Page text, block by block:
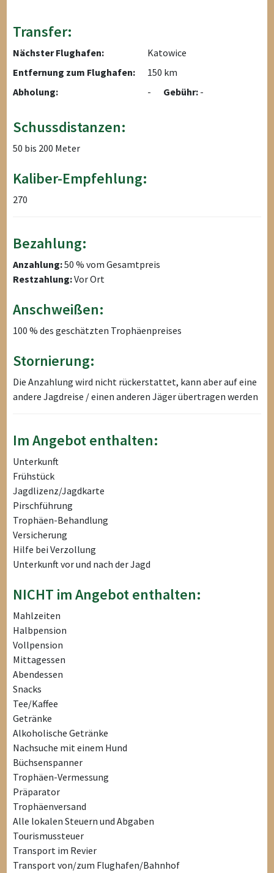
Transfer:
Nächster Flughafen:
Katowice
Entfernung zum Flughafen:
150 km
Abholung:
- Gebühr: -
Schussdistanzen:
50 bis 200 Meter
Kaliber-Empfehlung:
270
Bezahlung:
Anzahlung:50 % vom Gesamtpreis
Restzahlung:Vor Ort
Anschweißen:
100 % des geschätzten Trophäenpreises
Stornierung:
Die Anzahlung wird nicht rückerstattet, kann aber auf eine
andere Jagdreise / einen anderen Jäger übertragen werden
Im Angebot enthalten:
Unterkunft
Frühstück
Jagdlizenz/Jagdkarte
Pirschführung
Trophäen-Behandlung
Versicherung
Hilfe bei Verzollung
Unterkunft vor und nach der Jagd
NICHT im Angebot enthalten:
Mahlzeiten
Halbpension
Vollpension
Mittagessen
Abendessen
Snacks
Tee/Kaffee
Getränke
Alkoholische Getränke
Nachsuche mit einem Hund
Büchsenspanner
Trophäen-Vermessung
Präparator
Trophäenversand
Alle lokalen Steuern und Abgaben
Tourismussteuer
Transport im Revier
Transport von/zum Flughafen/Bahnhof